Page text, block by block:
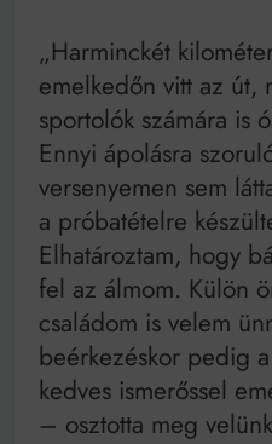
„Harminckét
emelkedőn vitt az
sportolók számára is
Ennyi ápolásra
versenyemen sem
a próbatételre
Elhatároztam, hogy
fel az álmom. Külön
családom is velem
beérkezéskor pedig
kedves ismerőssel
– osztotta meg